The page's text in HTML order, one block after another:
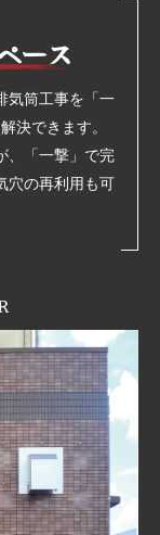
ース
気筒工事を「一
決できます。
、「一撃」で完
穴の再利用も可